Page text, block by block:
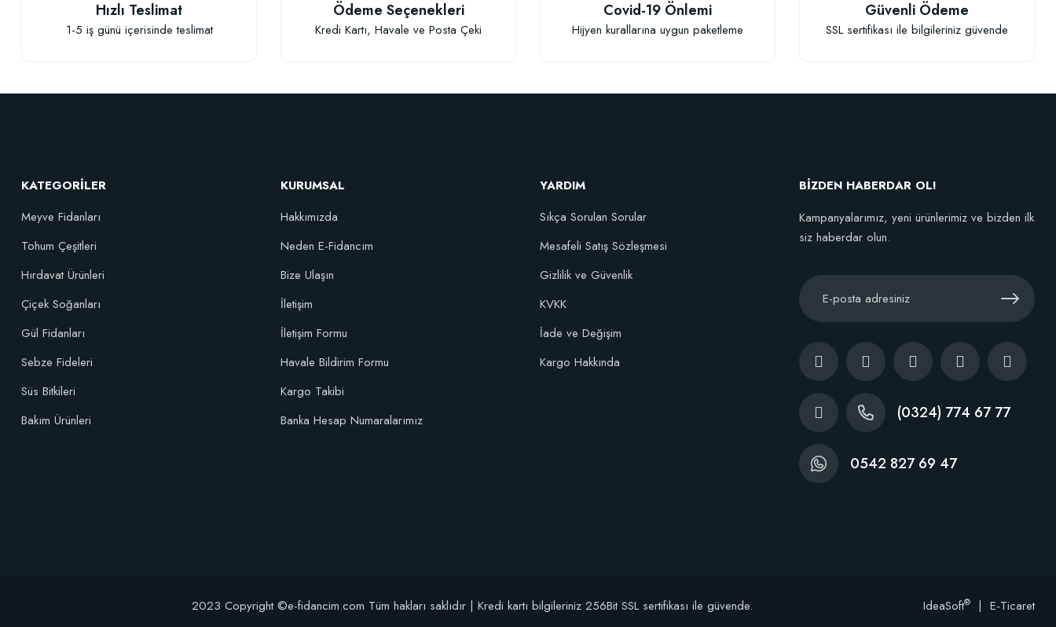
Gönder
Hızlı Teslimat
1-5 iş günü içerisinde teslimat
Ödeme Seçenekleri
Kredi Kartı, Havale ve Posta Çeki
Covid-19 Önlemi
Hijyen kurallarına uygun paketleme
Güvenli Ödeme
SSL sertifikası ile bilgileriniz güvende
KATEGORİLER
Meyve Fidanları
Tohum Çeşitleri
Hırdavat Ürünleri
Çiçek Soğanları
Gül Fidanları
Sebze Fideleri
Süs Bitkileri
Bakım Ürünleri
KURUMSAL
Hakkımızda
Neden E-Fidancım
Bize Ulaşın
İletişim
İletişim Formu
Havale Bildirim Formu
Kargo Takibi
Banka Hesap Numaralarımız
YARDIM
Sıkça Sorulan Sorular
Mesafeli Satış Sözleşmesi
Gizlilik ve Güvenlik
KVKK
İade ve Değişim
Kargo Hakkında
BİZDEN HABERDAR OL!
Kampanyalarımız, yeni ürünlerimiz ve bizden ilk
siz haberdar olun.
(0324) 774 67 77
0542 827 69 47
2023 Copyright ©e-fidancim.com Tüm hakları saklıdır | Kredi kartı bilgileriniz 256Bit SSL sertifikası ile güvende. IdeaSoft® | E-Ticaret